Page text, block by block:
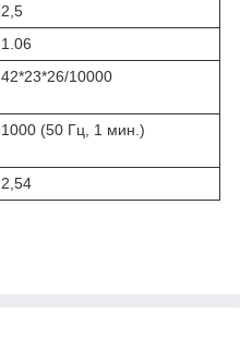
2,5
1.06
42*23*26/10000
1000 (50 Гц, 1 мин.)
2,54